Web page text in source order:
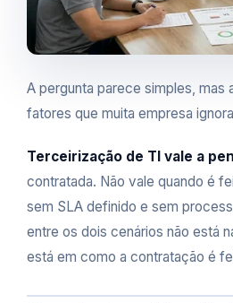
A pergunta parece simples, mas
fatores que muita empresa
Terceirização de TI vale a
contratada. Não vale quando é
sem SLA definido e sem
entre os dois cenários não está
está em como a contratação é